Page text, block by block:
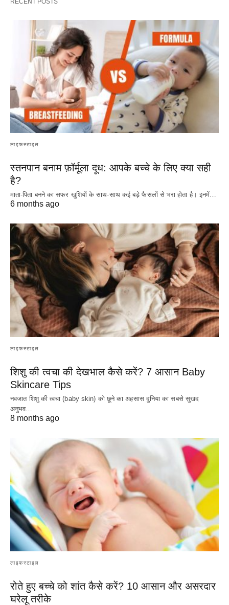
लाइफस्टाइल
स्तनपान बनाम फ़ॉर्मूला दूध: आपके बच्चे के लिए क्या सही
है?
माता-पिता बनने का सफर खुशियों के साथ-साथ कई बड़े फैसलों से भरा होता है। इनमें…
6 months ago
लाइफस्टाइल
शिशु की त्वचा की देखभाल कैसे करें? 7 आसान Baby
Skincare Tips
नवजात शिशु की त्वचा (baby skin) को छूने का अहसास दुनिया का सबसे सुखद
अनुभव…
8 months ago
लाइफस्टाइल
रोते हुए बच्चे को शांत कैसे करें? 10 आसान और असरदार
घरेलू तरीके